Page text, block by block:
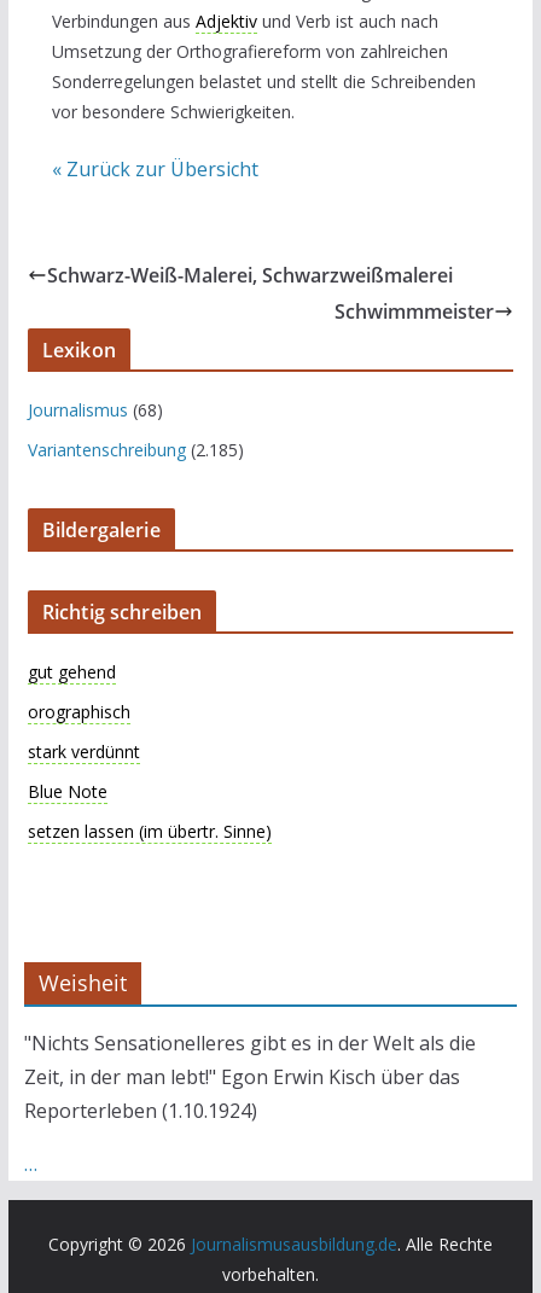
Verbindungen aus Adjektivund Verb ist auch nach
Umsetzung der Orthografiereform von zahlreichen
Sonderregelungen belastet und stellt die Schreibenden
vor besondere Schwierigkeiten.
« Zurück zur Übersicht
Schwarz-Weiß-Malerei, Schwarzweißmalerei
Schwimmmeister
Lexikon
Journalismus (68)
Variantenschreibung(2.185)
Bildergalerie
Richtig schreiben
gut gehend
orographisch
stark verdünnt
Blue Note
setzen lassen (im übertr. Sinne)
Weisheit
"Nichts Sensationelleres gibt es in der Welt als die
Zeit, in der man lebt!" Egon Erwin Kisch über das
Reporterleben (1.10.1924)
…
Copyright © 2026 Journalismusausbildung.de. Alle Rechte
vorbehalten.